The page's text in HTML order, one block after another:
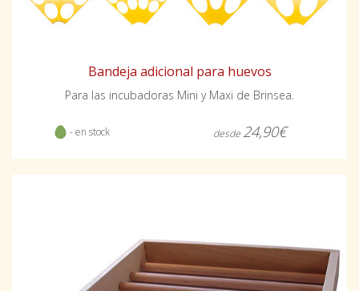
Bandeja adicional para huevos
Para las incubadoras Mini y Maxi de Brinsea.
- en stock desde 24,90€